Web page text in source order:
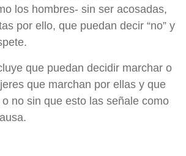
los hombres- sin ser acosadas,
por ello, que puedan decir “no” y
que puedan decidir marchar o
que marchan por ellas y que
no sin que esto las señale como